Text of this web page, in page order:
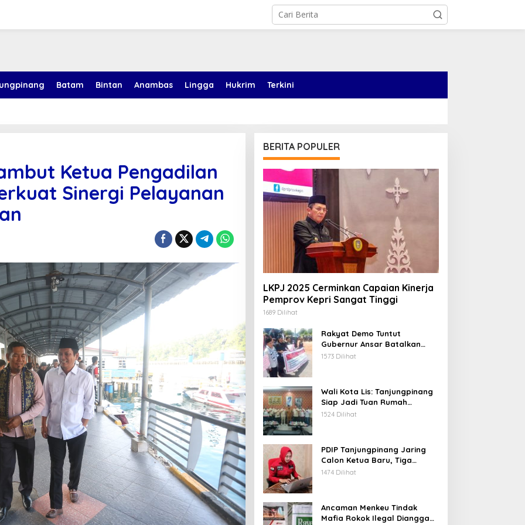
Batam Bintan Anambas Lingga Hukrim Terkini
Ketua Pengadilan
Sinergi Pelayanan
BERITA POPULER
LKPJ 2025 Cerminkan Capaian Kinerja
Pemprov Kepri Sangat Tinggi
1689 Dilihat
Rakyat Demo Tuntut
Gubernur Ansar Batalkan
Lelang Kawasan Gurindam 12
1573 Dilihat
Wali Kota Lis: Tanjungpinang
Siap Jadi Tuan Rumah
Porprov Kepri VI 2026
1524 Dilihat
PDIP Tanjungpinang Jaring
Calon Ketua Baru, Tiga
Kandidat Jalani Psikotest
1474 Dilihat
Ancaman Menkeu Tindak
Mafia Rokok Ilegal Dianggap